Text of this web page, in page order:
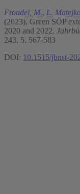
Frondel, M., L.
(2023), Green SÖP
2020 and 2022.
243, 5, 567-583
DOI: 10.1515/jbnst-